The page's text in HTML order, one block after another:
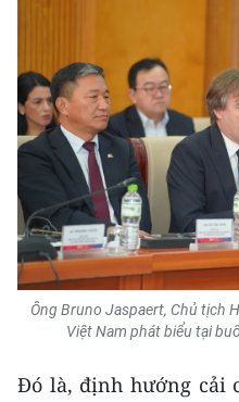
Ông Bruno Jaspaert, Chủ tịch
Việt Nam phát biểu tại
Đó là, định hướng cải